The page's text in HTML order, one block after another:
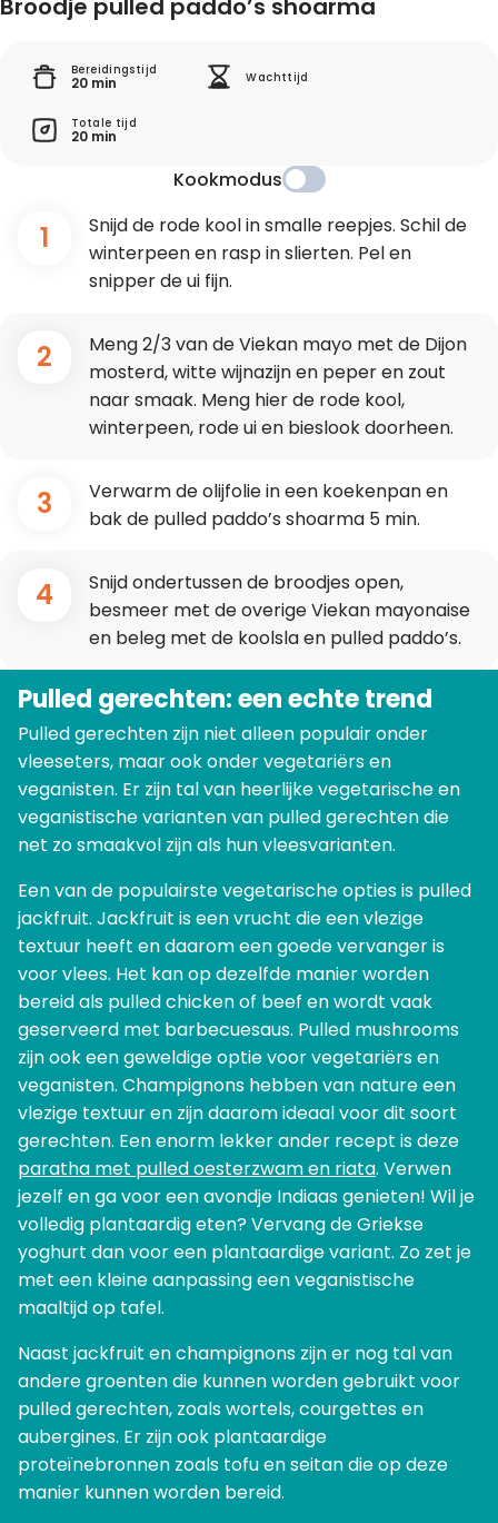
Broodje pulled paddo’s shoarma
Bereidingstijd
20 min Wachttijd
Totale tijd
20 min
Kookmodus
1
Snijd de rode kool in smalle reepjes. Schil de
winterpeen en rasp in slierten. Pel en
snipper de ui fijn.
2
Meng 2/3 van de Viekan mayo met de Dijon
mosterd, witte wijnazijn en peper en zout
naar smaak. Meng hier de rode kool,
winterpeen, rode ui en bieslook doorheen.
3
Verwarm de olijfolie in een koekenpan en
bak de pulled paddo’s shoarma 5 min.
4
Snijd ondertussen de broodjes open,
besmeer met de overige Viekan mayonaise
en beleg met de koolsla en pulled paddo’s.
Pulled gerechten: een echte trend
Pulled gerechten zijn niet alleen populair onder
vleeseters, maar ook onder vegetariërs en
veganisten. Er zijn tal van heerlijke vegetarische en
veganistische varianten van pulled gerechten die
net zo smaakvol zijn als hun vleesvarianten.
Een van de populairste vegetarische opties is pulled
jackfruit. Jackfruit is een vrucht die een vlezige
textuur heeft en daarom een goede vervanger is
voor vlees. Het kan op dezelfde manier worden
bereid als pulled chicken of beef en wordt vaak
geserveerd met barbecuesaus. Pulled mushrooms
zijn ook een geweldige optie voor vegetariërs en
veganisten. Champignons hebben van nature een
vlezige textuur en zijn daarom ideaal voor dit soort
gerechten. Een enorm lekker ander recept is deze
paratha met pulled oesterzwam en riata. Verwen
jezelf en ga voor een avondje Indiaas genieten! Wil je
volledig plantaardig eten? Vervang de Griekse
yoghurt dan voor een plantaardige variant. Zo zet je
met een kleine aanpassing een veganistische
maaltijd op tafel.
Naast jackfruit en champignons zijn er nog tal van
andere groenten die kunnen worden gebruikt voor
pulled gerechten, zoals wortels, courgettes en
aubergines. Er zijn ook plantaardige
proteïnebronnen zoals tofu en seitan die op deze
manier kunnen worden bereid.